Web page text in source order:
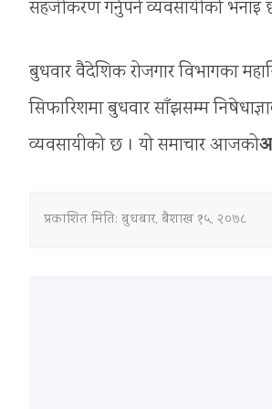
सहजीकरण गर्नुपर्ने व्यवसायीको भनाइ
बुधवार वैदेशिक रोजगार विभागका
सिफारिशमा बुधवार साँझसम्म
व्यवसायीको छ । यो समाचार आजको
प्रकाशित मिति: बुधबार, बैशाख १५, २०७८